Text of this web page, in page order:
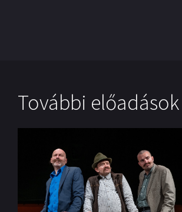
További előadások